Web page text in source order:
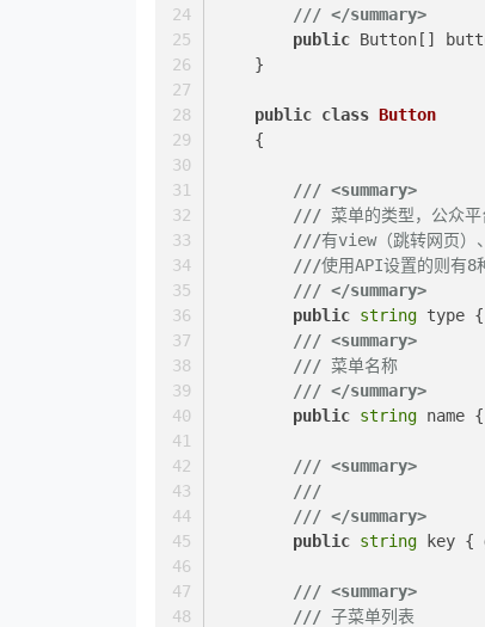
/// </summary>
public Button[]
    }
public class Button
    {
/// <summary>
/// 菜单的类型，公众
///有view（跳转网页
///使用API设置的则有8
/// </summary>
public string type {
/// <summary>
/// 菜单名称
/// </summary>
public string name {
/// <summary>
///
/// </summary>
public string key {
/// <summary>
/// 子菜单列表